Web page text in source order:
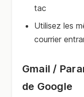
tac
Utilisez les
courrier
Gmail /
de Google